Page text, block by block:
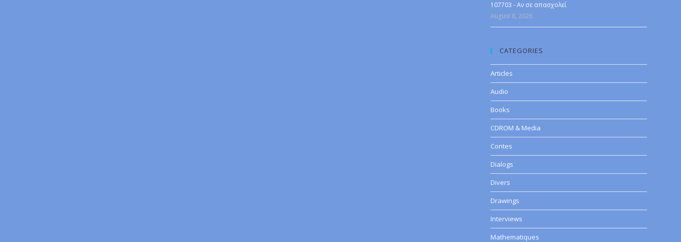
107703 - Αν σε απασχολεί
August 8, 2026
CATEGORIES
Articles
Audio
Books
CDROM & Media
Contes
Dialogs
Divers
Drawings
Interviews
Mathematiques